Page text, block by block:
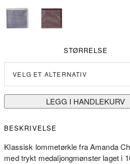
STØRRELSE
LEGG I HANDLEKURV
BESKRIVELSE
Klassisk lommetørkle fra Amanda
med trykt medaljongmønster laget i